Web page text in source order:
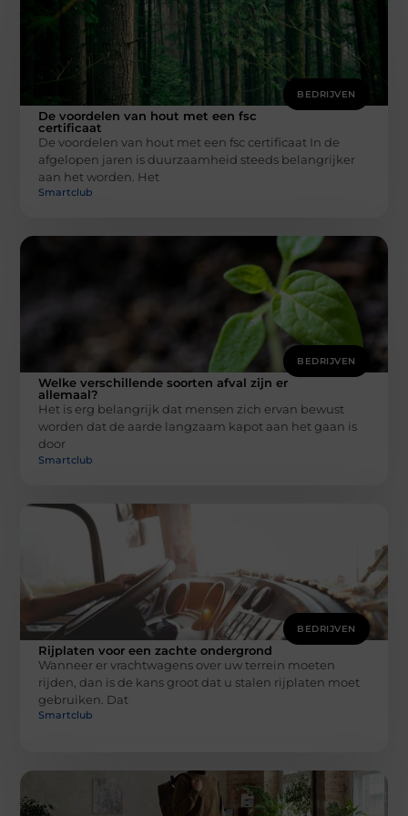
BEDRIJVEN
De voordelen van hout met een fsc
certificaat
De voordelen van hout met een fsc certificaat In de
afgelopen jaren is duurzaamheid steeds belangrijker
aan het worden. Het
Smartclub
BEDRIJVEN
Welke verschillende soorten afval zijn er
allemaal?
Het is erg belangrijk dat mensen zich ervan bewust
worden dat de aarde langzaam kapot aan het gaan is
door
Smartclub
BEDRIJVEN
Rijplaten voor een zachte ondergrond
Wanneer er vrachtwagens over uw terrein moeten
rijden, dan is de kans groot dat u stalen rijplaten moet
gebruiken. Dat
Smartclub